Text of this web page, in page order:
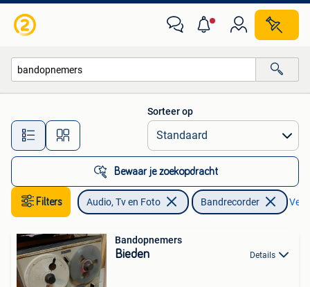
Alle afstanden…
Sorteer op
Bewaar je zoekopdracht
Filters Audio, Tv en Foto Bandrecorder
Bandopnemers
Bieden Details